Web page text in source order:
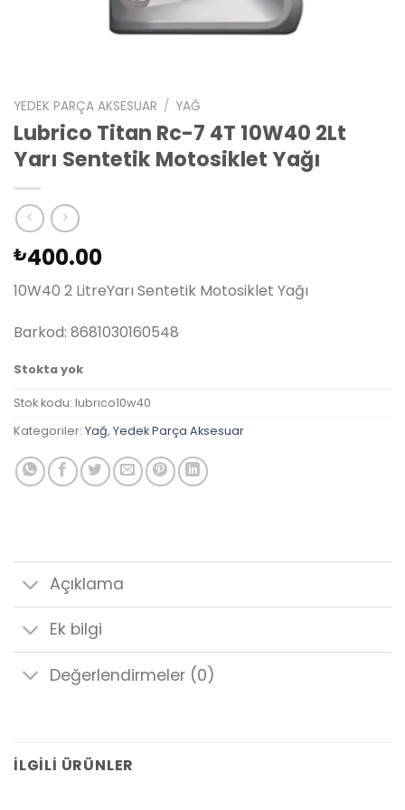
YEDEK PARÇA AKSESUAR / YAĞ
Lubrico Titan Rc-7 4T 10W40 2Lt
Yarı Sentetik Motosiklet Yağı
₺400.00
10W40 2 LitreYarı Sentetik Motosiklet Yağı
Barkod: 8681030160548
Stokta yok
Stok kodu: lubrıco10w40
Kategoriler: Yağ, Yedek Parça Aksesuar
Açıklama
Ek bilgi
Değerlendirmeler (0)
İLGILI ÜRÜNLER